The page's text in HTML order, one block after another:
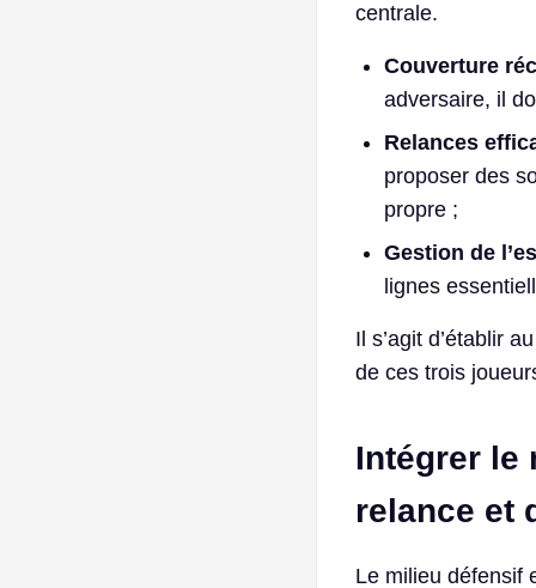
centrale.
Couverture
adversaire, il
Relances
proposer des
propre ;
Gestion de
lignes
Il s’agit d’établir
de ces trois
Intégrer le
relance et
Le milieu défensif